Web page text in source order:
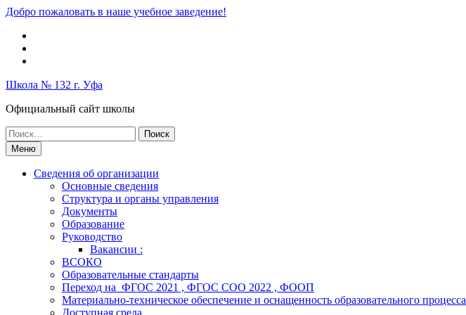
Перейти
содержимому
Добро пожаловать в наше учебное заведение!
Школа № 132 г. Уфа
Официальный сайт школы
Поиск
по:Меню
Сведения об организации
Основные сведения
Структура и органы управления
Документы
Образование
Руководство
Вакансии :
ВСОКО
Образовательные стандарты
Переход на ФГОС 2021 , ФГОС СОО 2022 , ФООП
Материально-техническое обеспечение и оснащенность образовательного процесса
Доступная среда